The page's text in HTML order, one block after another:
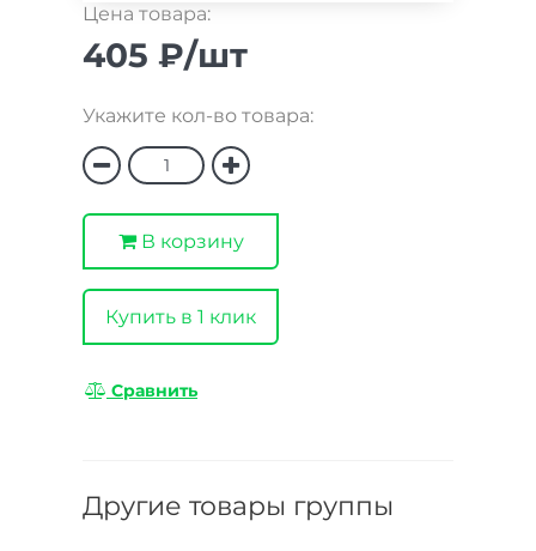
Цена товара:
405 ₽/шт
Укажите кол-во товара:
В корзину
Купить в 1 клик
Сравнить
Другие товары группы